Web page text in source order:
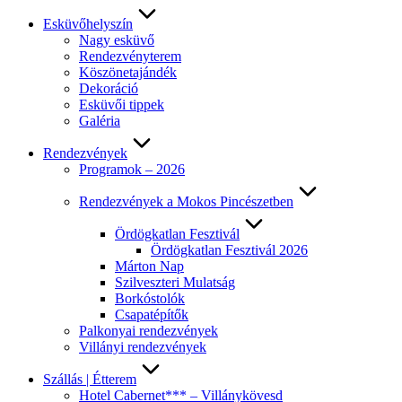
Esküvőhelyszín
Nagy esküvő
Rendezvényterem
Köszönetajándék
Dekoráció
Esküvői tippek
Galéria
Rendezvények
Programok – 2026
Rendezvények a Mokos Pincészetben
Ördögkatlan Fesztivál
Ördögkatlan Fesztivál 2026
Márton Nap
Szilveszteri Mulatság
Borkóstolók
Csapatépítők
Palkonyai rendezvények
Villányi rendezvények
Szállás | Étterem
Hotel Cabernet*** – Villánykövesd